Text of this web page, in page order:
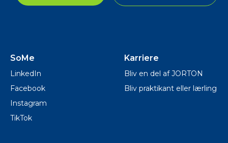
SoMe
LinkedIn
Facebook
Instagram
TikTok
Karriere
Bliv en del af JORTON
Bliv praktikant eller lærling